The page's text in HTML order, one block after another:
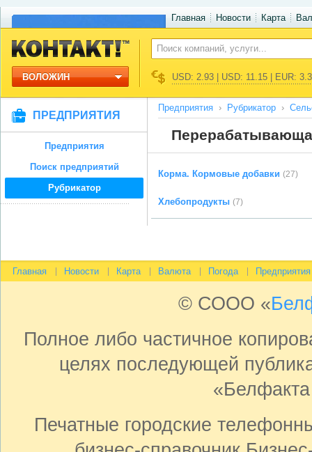
Главная Новости Карта
ВОЛОЖИН USD: 2.93 | USD: 11.15 | EUR:
ПРЕДПРИЯТИЯ
Предприятия
Поиск предприятий
Рубрикатор
Предприятия Рубрикатор
Корма. Кормовые добавки (27)
Хлебопродукты (7)
Главная Новости Карта Валюта Погода Предприятия
© СООО «
Полное либо частичное
целях последующей
Печатные городские